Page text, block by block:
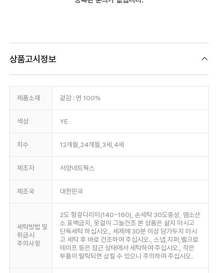
상품고시정보
제품소재 겉감 : 면 100%
색상 YE
치수 12개월,24개월,3세,4세
제조자 서양네트웍스
제조국 대한민국
세탁방법 및
취급시
주의사항
2도 헝겊다리미(140~160), 손세탁 30도중성, 염소산
소 표백금지, 옷걸이 그늘건조 본 상품은 삶지 마시고
단독세탁 하십시오., 세제에 30분 이상 담가두지 마시
고 세탁 후 바로 건조하여 주십시오., 스냅,지퍼,벨크로
테이프 등은 잠근 상태에서 세탁하여 주십시오., 작은
부품이 탈락되면 삼킬 수 있으니 주의하여 주십시오.